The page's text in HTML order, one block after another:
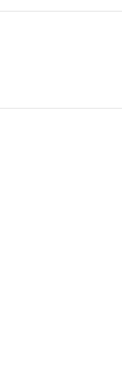
に立つことで
える人が増え
プラットフォ
きを仕事に！
チケットを販
出した49万円